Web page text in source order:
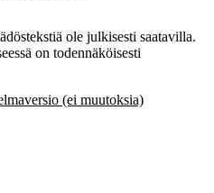
ole julkisesti saatavilla.
on todennäköisesti
(ei muutoksia)